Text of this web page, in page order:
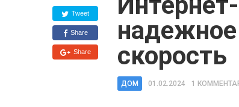
Tweet
Share
Share
скорость
ДОМ 01.02.2024 1